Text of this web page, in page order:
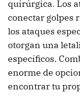
quirúrgica. Los
conectar golpes
los ataques
otorgan una
específicos.
enorme de
encontrar tu